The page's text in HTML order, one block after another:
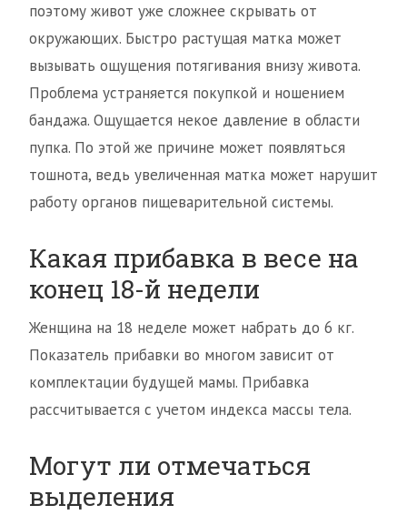
поэтому живот уже сложнее скрывать от
окружающих. Быстро растущая матка может
вызывать ощущения потягивания внизу живота.
Проблема устраняется покупкой и ношением
бандажа. Ощущается некое давление в области
пупка. По этой же причине может появляться
тошнота, ведь увеличенная матка может нарушит
работу органов пищеварительной системы.
Какая прибавка в весе на
конец 18-й недели
Женщина на 18 неделе может набрать до 6 кг.
Показатель прибавки во многом зависит от
комплектации будущей мамы. Прибавка
рассчитывается с учетом индекса массы тела.
Могут ли отмечаться
выделения